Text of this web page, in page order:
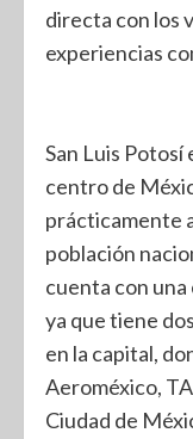
directa con los
experiencias
San Luis
centro de
prácticamente
población
cuenta con
ya que tiene
en la capital,
Aeroméxico,
Ciudad de